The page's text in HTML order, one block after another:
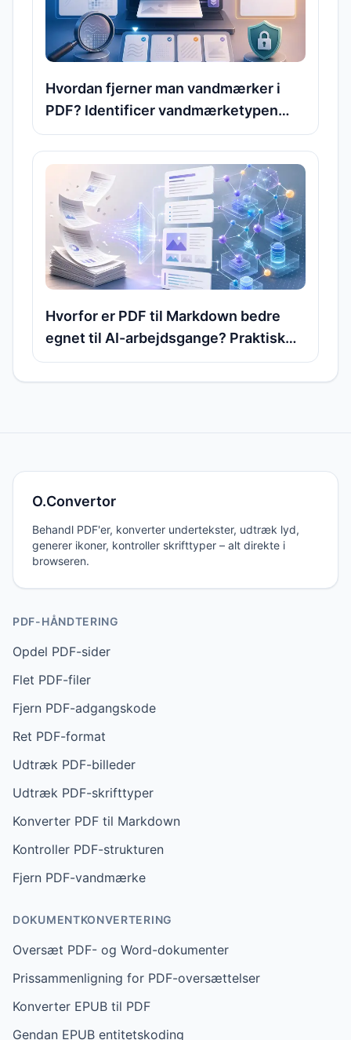
Hvordan fjerner man vandmærker i
PDF? Identificer vandmærketypen
først, og vælg derefter den rigtige
lokale metode til fjernelse
Hvorfor er PDF til Markdown bedre
egnet til AI-arbejdsgange? Praktisk
erfaring med RAG, vidensdatabaser
og indholdsorganisering
O.Convertor
Behandl PDF'er, konverter undertekster, udtræk lyd,
generer ikoner, kontroller skrifttyper – alt direkte i
browseren.
PDF-HÅNDTERING
Opdel PDF-sider
Flet PDF-filer
Fjern PDF-adgangskode
Ret PDF-format
Udtræk PDF-billeder
Udtræk PDF-skrifttyper
Konverter PDF til Markdown
Kontroller PDF-strukturen
Fjern PDF-vandmærke
DOKUMENTKONVERTERING
Oversæt PDF- og Word-dokumenter
Prissammenligning for PDF-oversættelser
Konverter EPUB til PDF
Gendan EPUB entitetskoding